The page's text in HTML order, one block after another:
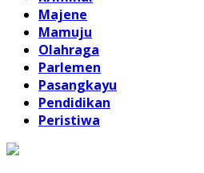
Majene
Mamuju
Olahraga
Parlemen
Pasangkayu
Pendidikan
Peristiwa